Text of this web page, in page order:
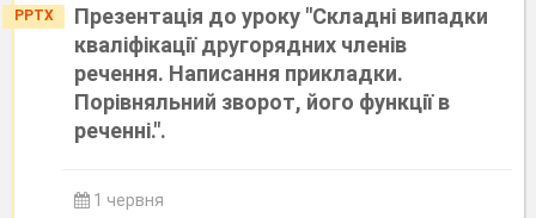
PPTX
Презентація до уроку "Складні випадки
кваліфікації другорядних членів
речення. Написання прикладки.
Порівняльний зворот, його функції в
реченні.".
1 червня